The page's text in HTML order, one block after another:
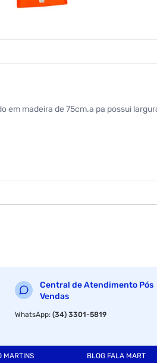
em madeira de 75cm.a pa possui
Central de Atendimento Pós
Vendas
WhatsApp:(34) 3301-5819
MARTINS BLOG FALA MART